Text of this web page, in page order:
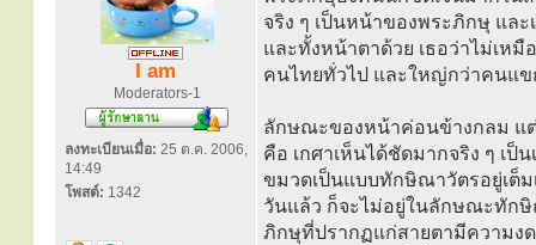
I am
Moderators-1
ลงทะเบียนเมื่อ: 25 ต.ค. 2006,
14:49
โพสต์: 1342
จริง ๆ เป็นหน้าของพระภิกษุ แล
และทั้งหน้าตาด้วย เธอว่าไม่เห
คนไทยทั่วไป และใหญ่กว่าคนแ
ลักษณะของหน้าค่อนข้างกลม แ
คือ เกศาเห็นได้ชัดมากจริง ๆ เ
ขมวดเป็นแบบทักษิณาวัตรอยู่เต็
วันแล้ว ก็จะไม่อยู่ในลักษณะทักษิ
ภิกษุที่ปรากฏแก่สายตามีความง